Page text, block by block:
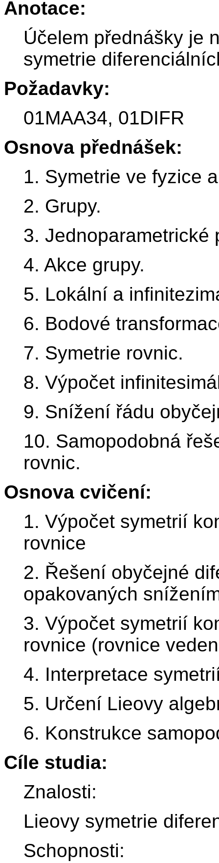
Anotace:
Účelem přednášky je
symetrie
Požadavky:
01MAA34, 01DIFR
Osnova přednášek:
1. Symetrie ve fyzice
2. Grupy.
3. Jednoparametrické
4. Akce grupy.
5. Lokální a
6. Bodové
7. Symetrie rovnic.
8. Výpočet
9. Snížení řádu
10. Samopodobná
rovnic.
Osnova cvičení:
1. Výpočet symetrií
rovnice
2. Řešení obyčejné
opakovaných
3. Výpočet symetrií
rovnice (rovnice
4. Interpretace
5. Určení Lieovy
6. Konstrukce
Cíle studia:
Znalosti:
Lieovy symetrie
Schopnosti: